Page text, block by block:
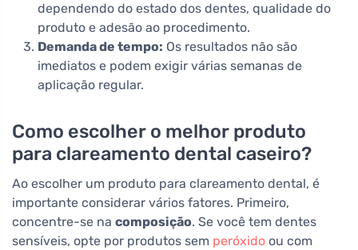
dependendo do estado dos dentes, qualidade do
produto e adesão ao procedimento.
Demanda de tempo: Os resultados não são
imediatos e podem exigir várias semanas de
aplicação regular.
Como escolher o melhor produto
para clareamento dental caseiro?
Ao escolher um produto para clareamento dental, é
importante considerar vários fatores. Primeiro,
concentre-se na composição. Se você tem dentes
sensíveis, opte por produtos sem peróxido ou com